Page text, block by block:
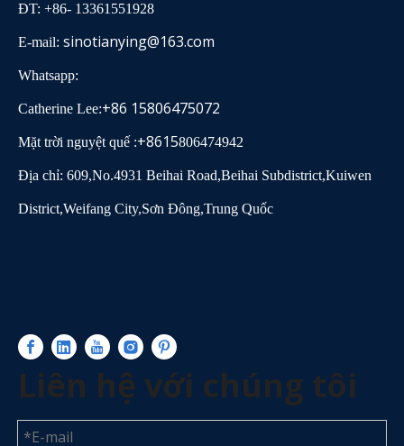
ĐT: +86- 13361551928
E-mail: sinotianying@163.com
Whatsapp:
Catherine Lee:+86 15806475072
Mặt trời nguyệt quế :+8615806474942
Địa chỉ: 609,No.4931 Beihai Road,Beihai Subdistrict,Kuiwen
District,Weifang City,Sơn Đông,Trung Quốc
Liên hệ với chúng tôi